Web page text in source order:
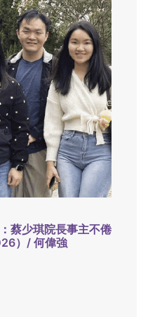
蔡少琪院長事主不倦
）/ 何偉強